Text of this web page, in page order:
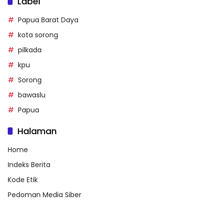
Papua Barat Daya
kota sorong
pilkada
kpu
Sorong
bawaslu
Papua
Halaman
Home
Indeks Berita
Kode Etik
Pedoman Media Siber